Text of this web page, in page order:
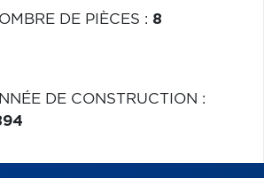
et douche.
DE PIÈCES : 8
DE CONSTRUCTION :